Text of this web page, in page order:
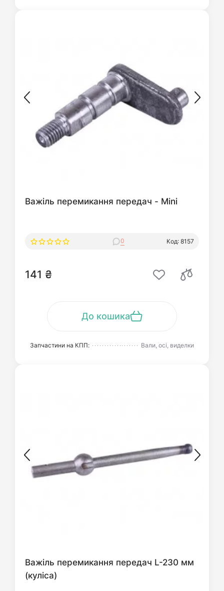
Важіль перемикання передач - Mini
0 Код: 8157
141 ₴
До кошика
Запчастини на КПП: Вали, осі, виделки
Важіль перемикання передач L-230 мм
(куліса)